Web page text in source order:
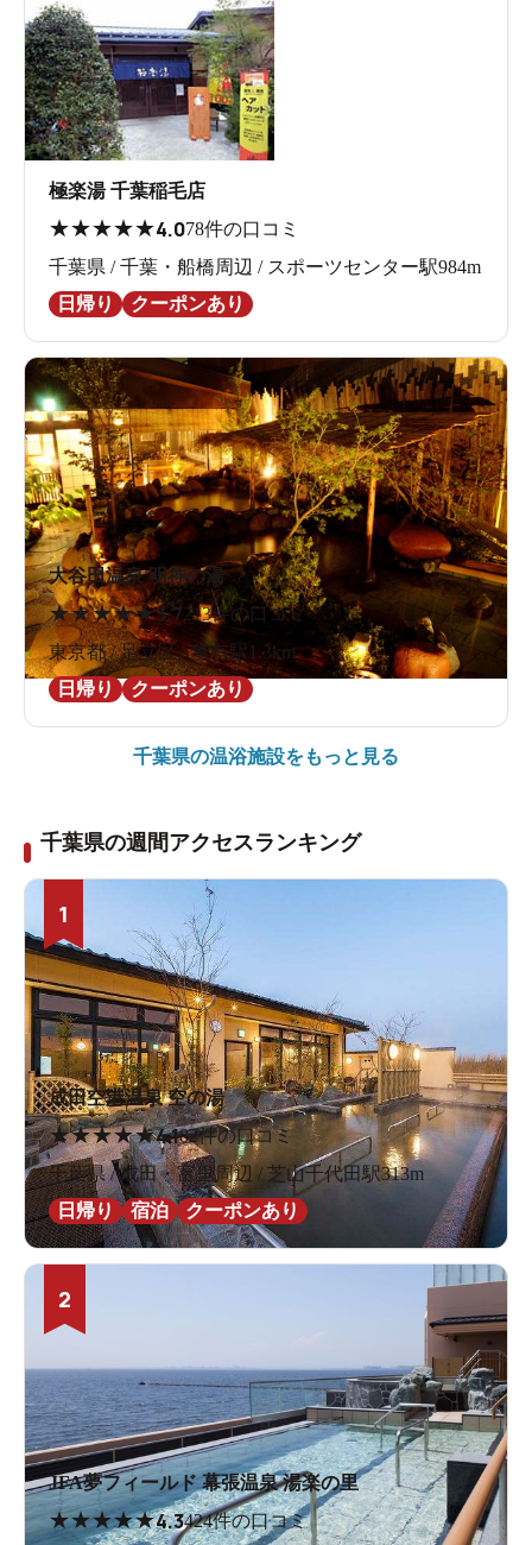
極楽湯 千葉稲毛店
★★★★★4.078件の口コミ
千葉県 / 千葉・船橋周辺 / スポーツセンター駅984m
日帰り
クーポンあり
大谷田温泉 明神の湯
★★★★★3.7213件の口コミ
東京都 / 足立区 / 亀有駅1.3km
日帰り
クーポンあり
千葉県の温浴施設をもっと見る
千葉県の週間アクセスランキング
1
成田空港温泉 空の湯
★★★★★4.182件の口コミ
千葉県 / 成田・富里周辺 / 芝山千代田駅313m
日帰り
宿泊 クーポンあり
2
JFA夢フィールド 幕張温泉 湯楽の里
★★★★★4.3424件の口コミ